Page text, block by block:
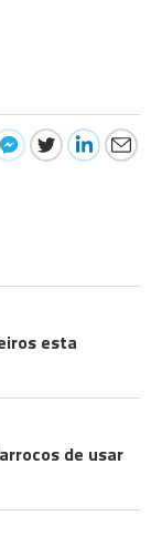
esta
de usar